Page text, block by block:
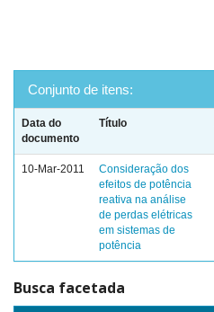
Conjunto de itens:
Data do
documento
Título
10-Mar-2011
Consideração dos
efeitos de potência
reativa na análise
de perdas elétricas
em sistemas de
potência
Busca facetada